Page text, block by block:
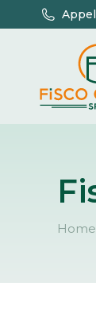
You
Home